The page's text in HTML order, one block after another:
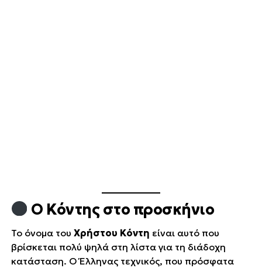
Ο Κόντης στο προσκήνιο
Το όνομα του Χρήστου Κόντη είναι αυτό που
βρίσκεται πολύ ψηλά στη λίστα για τη διάδοχη
κατάσταση. Ο Έλληνας τεχνικός, που πρόσφατα